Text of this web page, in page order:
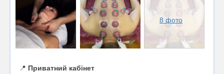
8 фото
📍 Приватний кабінет